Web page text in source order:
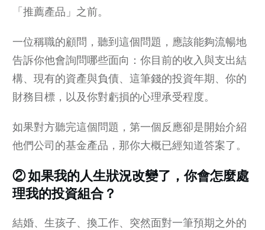
「推薦產品」之前。
一位稱職的顧問，聽到這個問題，應該能夠流暢地
告訴你他會詢問哪些面向：你目前的收入與支出結
構、現有的資產與負債、這筆錢的投資年期、你的
財務目標，以及你對虧損的心理承受程度。
如果對方聽完這個問題，第一個反應卻是開始介紹
他們公司的基金產品，那你大概已經知道答案了。
② 如果我的人生狀況改變了，你會怎麼處
理我的投資組合？
結婚、生孩子、換工作、突然面對一筆預期之外的